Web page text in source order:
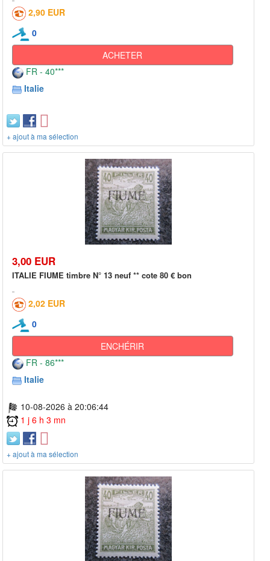
2,90 EUR
0
ACHETER
FR - 40***
Italie
+ ajout à ma sélection
3,00 EUR
ITALIE FIUME timbre N° 13 neuf ** cote 80 € bon
2,02 EUR
0
ENCHÉRIR
FR - 86***
Italie
10-08-2026 à 20:06:44
1 j 6 h 3 mn
+ ajout à ma sélection